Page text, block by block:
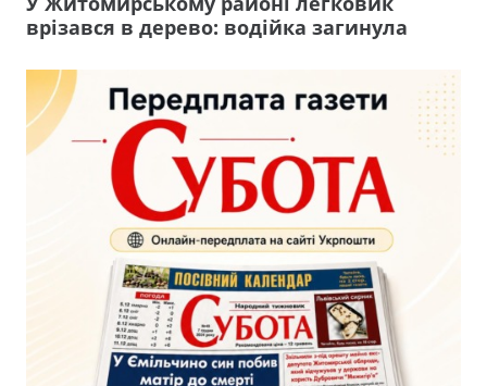
врізався в дерево: водійка загинула